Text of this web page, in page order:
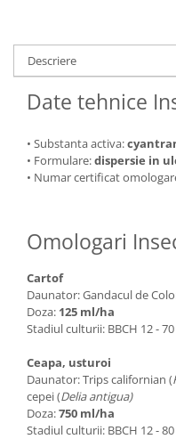
Descriere
Date tehnice
• Substanta activa:
• Formulare:dispersie in
• Numar certificat
Omologari
Cartof
Daunator: Gandacul de
Doza: 125 ml/ha
Stadiul culturii: BBCH 12 - 70
Ceapa, usturoi
Daunator: Trips californian (
cepei (Delia antigua)
Doza:750 ml/ha
Stadiul culturii: BBCH 12 - 80